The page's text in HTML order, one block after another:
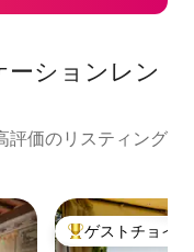
ーションレン
評価のリスティング
大好評のゲスト
ゲストチョイス